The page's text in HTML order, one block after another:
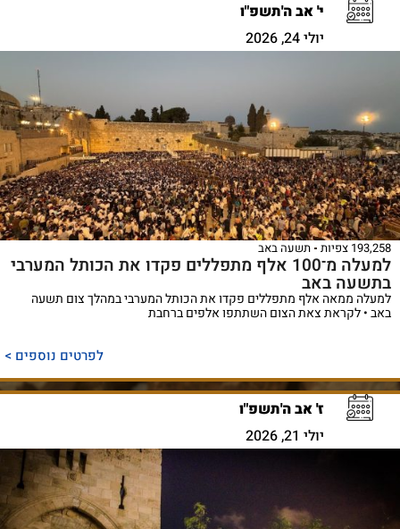
י' אב ה'תשפ"ו
יולי 24, 2026
193,258 צפיות תשעה באב
למעלה מ־100 אלף מתפללים פקדו את הכותל המערבי
בתשעה באב
למעלה ממאה אלף מתפללים פקדו את הכותל המערבי במהלך צום תשעה
באב • לקראת צאת הצום השתתפו אלפים ברחבת
לפרטים נוספים >
ז' אב ה'תשפ"ו
יולי 21, 2026